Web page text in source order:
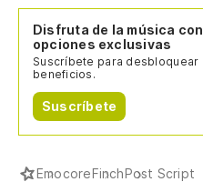
Disfruta de la música con
opciones exclusivas
Suscríbete para desbloquear
beneficios.
Suscríbete
EmocoreFinchPost Script